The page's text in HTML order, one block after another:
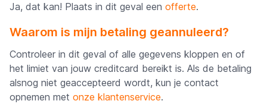
Ja, dat kan! Plaats in dit geval een offerte.
Waarom is mijn betaling geannuleerd?
Controleer in dit geval of alle gegevens kloppen en of
het limiet van jouw creditcard bereikt is. Als de betaling
alsnog niet geaccepteerd wordt, kun je contact
opnemen met onze klantenservice.